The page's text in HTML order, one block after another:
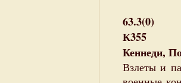
63.3(0)
К355
Кеннеди,
Взлеты и